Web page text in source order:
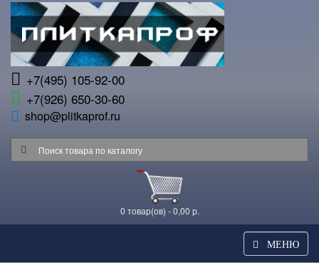
+7(495) 105-92-00
+7(926) 650-30-60
shop@plitkaprof.ru
0 товар(ов) - 0,00 р.
МЕНЮ